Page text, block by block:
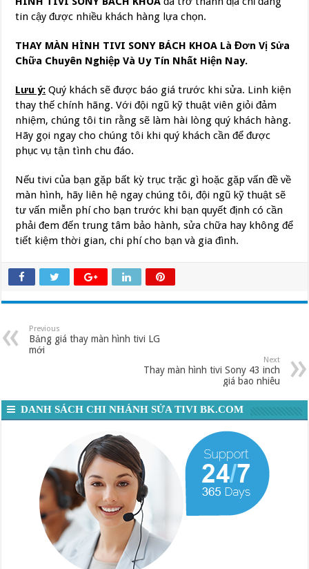
tin cậy được nhiều khách hàng lựa chọn.
THAY MÀN HÌNH TIVI SONY BÁCH KHOA Là Đơn Vị Sửa
Chữa Chuyên Nghiệp Và Uy Tín Nhất Hiện Nay.
Lưu ý: Quý khách sẽ được báo giá trước khi sửa. Linh kiện
thay thế chính hãng. Với đội ngũ kỹ thuật viên giỏi đảm
nhiệm, chúng tôi tin rằng sẽ làm hài lòng quý khách hàng.
Hãy gọi ngay cho chúng tôi khi quý khách cần để được
phục vụ tận tình chu đáo.
Nếu tivi của bạn gặp bất kỳ trục trặc gì hoặc gặp vấn đề về
màn hình, hãy liên hệ ngay chúng tôi, đội ngũ kỹ thuật sẽ
tư vấn miễn phí cho bạn trước khi bạn quyết định có cần
phải đem đến trung tâm bảo hành, sửa chữa hay không để
tiết kiệm thời gian, chi phí cho bạn và gia đình.
Previous
Bảng giá thay màn hình tivi LG
mới
Next
Thay màn hình tivi Sony 43 inch
giá bao nhiêu
DANH SÁCH CHI NHÁNH SỬA TIVI BK.COM